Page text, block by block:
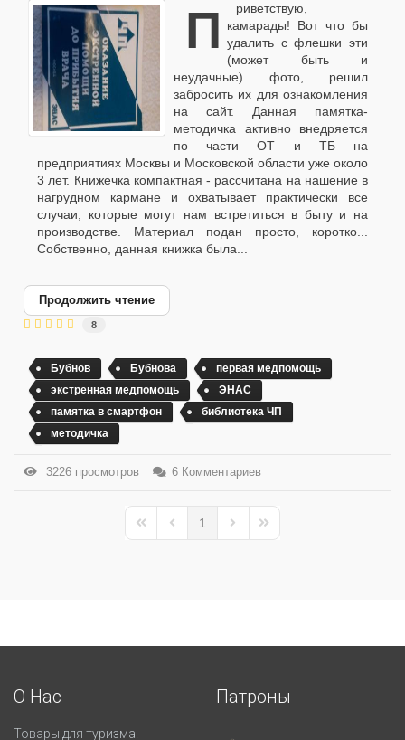
Приветствую,
камарады! Вот что бы
удалить с флешки эти
(может быть и
неудачные) фото, решил
забросить их для ознакомления
на сайт. Данная памятка-
методичка активно внедряется
по части ОТ и ТБ на
предприятиях Москвы и Московской области уже около
3 лет. Книжечка компактная - рассчитана на нашение в
нагрудном кармане и охватывает практически все
случаи, которые могут нам встретиться в быту и на
производстве. Материал подан просто, коротко...
Собственно, данная книжка была...
Продолжить чтение
8
Бубнов Бубнова
первая медпомощь
экстренная медпомощь
ЭНАС
памятка в смартфон
библиотека ЧП
методичка
3226 просмотров 6 Комментариев
First PagePrevious Page
1
Next PageLast Page
О Нас
Товары для туризма.
Патроны